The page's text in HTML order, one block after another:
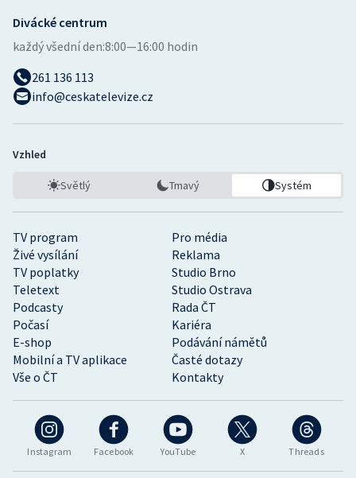
Instagram Facebook YouTube X Threads
TV program
Pro média
Živé vysílání
Reklama
TV poplatky
Studio Brno
Teletext
Studio Ostrava
Podcasty
Rada ČT
Počasí
Kariéra
E-shop
Podávání námětů
Mobilní a TV aplikace
Časté dotazy
Vše o ČT
Kontakty
Divácké centrum
každý všední den:8:00—16:00 hodin
261 136 113
info@ceskatelevize.cz
Vzhled
Světlý Tmavý Systém